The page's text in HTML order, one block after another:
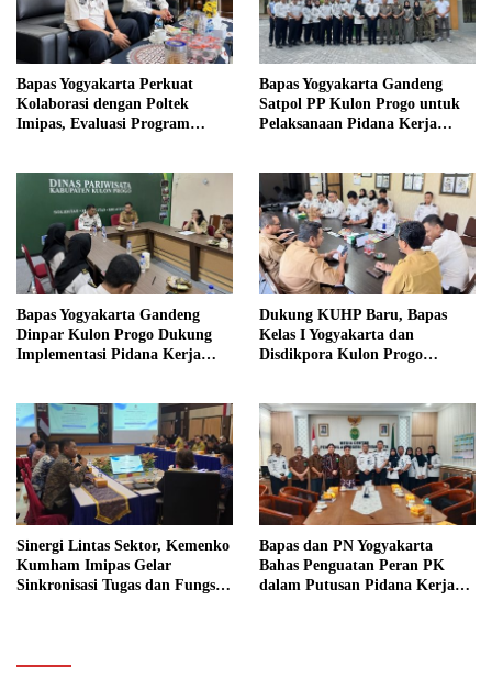
Bapas Yogyakarta Perkuat
Kolaborasi dengan Poltek
Imipas, Evaluasi Program
Bapas Yogyakarta Gandeng
Satpol PP Kulon Progo untuk
Pelaksanaan Pidana Kerja
Bapas Yogyakarta Gandeng
Dinpar Kulon Progo Dukung
Implementasi Pidana Kerja
Dukung KUHP Baru, Bapas
Kelas I Yogyakarta dan
Disdikpora Kulon Progo
Sinergi Lintas Sektor, Kemenko
Kumham Imipas Gelar
Sinkronisasi Tugas dan Fungsi
Bapas dan PN Yogyakarta
Bahas Penguatan Peran PK
dalam Putusan Pidana Kerja